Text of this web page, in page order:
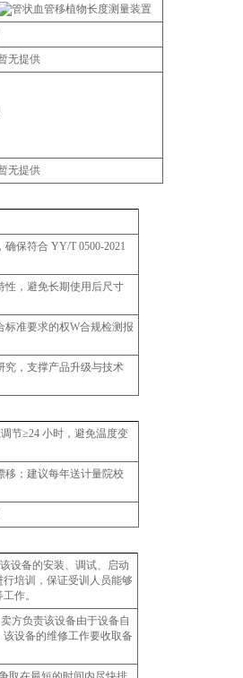
无提供
无提供
保符合 YY/T 0500-2021
性，避免长期使用后尺寸
标准要求的权W合规检测报
究，支撑产品升级与技术
节≥24 小时，避免温度变
移；建议每年送计量院校
设备的安装、调试、启动
培训，保证受训人员能够
作。
方负责该设备由于设备自
设备的维修工作要收取备